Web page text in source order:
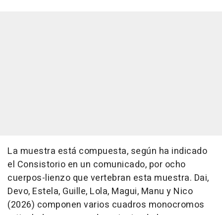
La muestra está compuesta, según ha indicado
el Consistorio en un comunicado, por ocho
cuerpos-lienzo que vertebran esta muestra. Dai,
Devo, Estela, Guille, Lola, Magui, Manu y Nico
(2026) componen varios cuadros monocromos